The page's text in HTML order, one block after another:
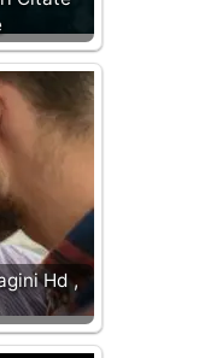
Hd ,